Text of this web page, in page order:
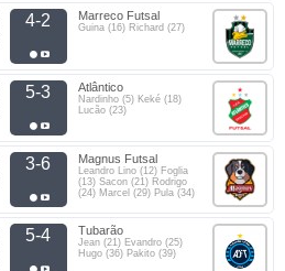
4-2 Marreco Futsal
Guina (16) Richard (27)
5-3 Atlântico
Nardinho (5) Keké (18)
Lucão (23)
3-6 Magnus Futsal
Leandro Lino (12) Foglia
(13) Sacon (21) Rodrigo
(24) Marcel (29) Pula (34)
5-4 Tubarão
Jean (21) Evandro (25)
Hugo (36) Pakito (39)